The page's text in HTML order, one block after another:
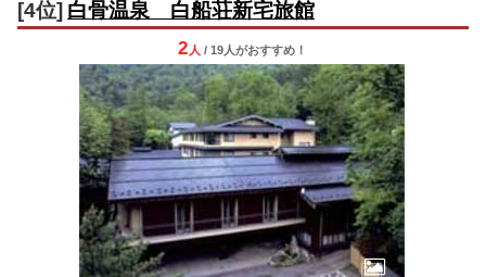
[4位] 白骨温泉 白船荘新宅旅館
2 人 / 19人がおすすめ！